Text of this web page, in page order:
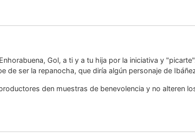
Gol, a ti y a tu hija por la iniciativa y
de ser la repanocha, que diría algún personaje de
den muestras de benevolencia y no alteren